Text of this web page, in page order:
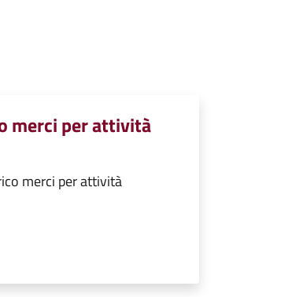
merci per attività
merci per attività